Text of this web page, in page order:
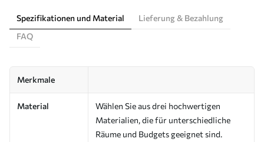
Spezifikationen und Material
Lieferung & Bezahlung
FAQ
Merkmale
Material
Wählen Sie aus drei hochwertigen
Materialien, die für unterschiedliche
Räume und Budgets geeignet sind.